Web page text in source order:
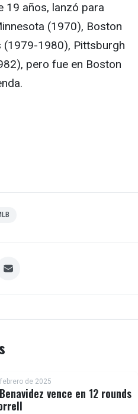
19 años, lanzó para
(1970), Boston
(1979-1980), Pittsburgh
pero fue en Boston
de 2025
vence en 12 rounds